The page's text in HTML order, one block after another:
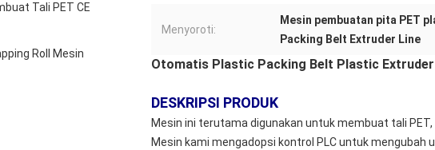
Tali PET CE
Roll Mesin
Menyoroti:
Mesin pembuatan pita PET
Packing Belt Extruder Line
Otomatis Plastic Packing Belt Plastic Extruder
DESKRIPSI PRODUK
Mesin ini terutama digunakan untuk membuat tali PET,
Mesin kami mengadopsi kontrol PLC untuk mengubah